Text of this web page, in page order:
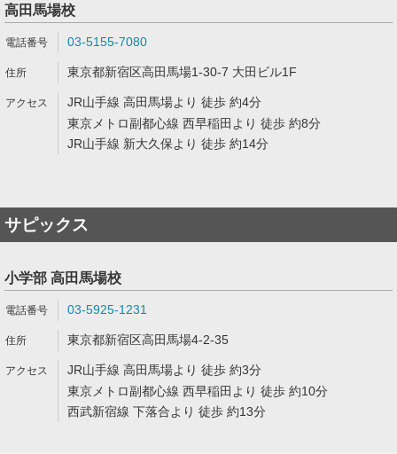
高田馬場校
03-5155-7080
東京都新宿区高田馬場1-30-7 大田ビル1F
JR山手線 高田馬場より 徒歩 約4分
東京メトロ副都心線 西早稲田より 徒歩 約8分
JR山手線 新大久保より 徒歩 約14分
サピックス
小学部 高田馬場校
03-5925-1231
東京都新宿区高田馬場4-2-35
JR山手線 高田馬場より 徒歩 約3分
東京メトロ副都心線 西早稲田より 徒歩 約10分
西武新宿線 下落合より 徒歩 約13分